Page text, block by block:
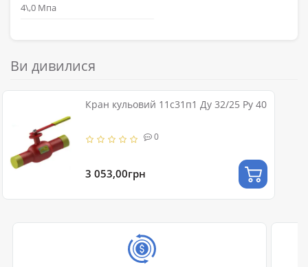
4\,0 Мпа
Ви дивилися
Кран кульовий 11с31п1 Ду 32/25 Ру 40
0
3 053,00грн